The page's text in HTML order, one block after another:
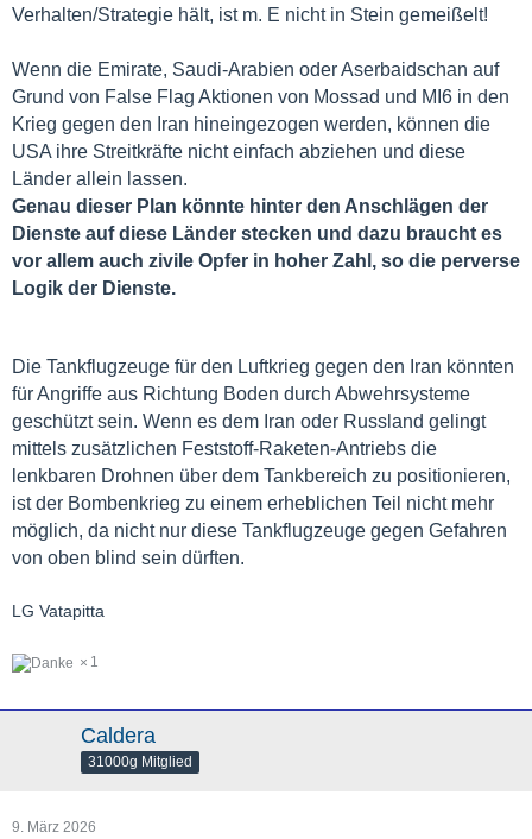
Verhalten/Strategie hält, ist m. E nicht in Stein gemeißelt!
Wenn die Emirate, Saudi-Arabien oder Aserbaidschan auf
Grund von False Flag Aktionen von Mossad und MI6 in den
Krieg gegen den Iran hineingezogen werden, können die
USA ihre Streitkräfte nicht einfach abziehen und diese
Länder allein lassen.
Genau dieser Plan könnte hinter den Anschlägen der
Dienste auf diese Länder stecken und dazu braucht es
vor allem auch zivile Opfer in hoher Zahl, so die perverse
Logik der Dienste.
Die Tankflugzeuge für den Luftkrieg gegen den Iran könnten
für Angriffe aus Richtung Boden durch Abwehrsysteme
geschützt sein. Wenn es dem Iran oder Russland gelingt
mittels zusätzlichen Feststoff-Raketen-Antriebs die
lenkbaren Drohnen über dem Tankbereich zu positionieren,
ist der Bombenkrieg zu einem erheblichen Teil nicht mehr
möglich, da nicht nur diese Tankflugzeuge gegen Gefahren
von oben blind sein dürften.
LG Vatapitta
1
Caldera
31000g Mitglied
9. März 2026